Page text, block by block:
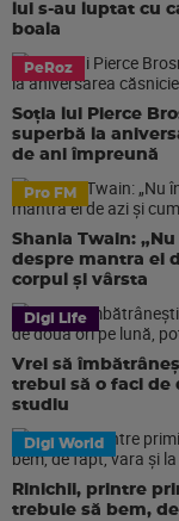
lui s-au luptat cu
boala
PeRoz
Soția lui Pierce
superbă la
de ani împreună
Pro FM
Shania Twain:
despre mantra ei
corpul și vârsta
Digi Life
Vrei să
trebui să o faci de
studiu
Digi World
Rinichii, printre
trebuie să bem,